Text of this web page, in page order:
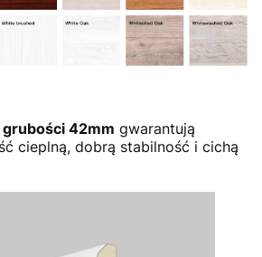
grubości 42mm gwarantują
cieplną, dobrą stabilność i cichą